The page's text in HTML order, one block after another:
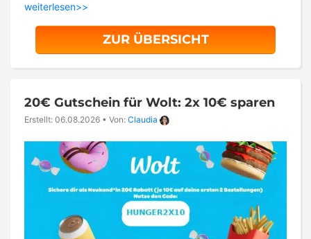
weiterlesen>>
ZUR ÜBERSICHT
20€ Gutschein für Wolt: 2x 10€ sparen
Erstellt: 06.08.2026 • Von: Claudia